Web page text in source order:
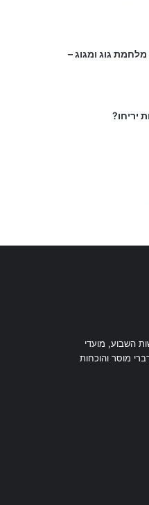
מלחמת גוג ומגוג –
יריחו?
השבוע, מועדי
מוסר והוכחות